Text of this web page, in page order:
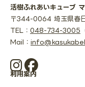
活樹ふれあいキューブ
〒344-0064 埼玉県春
TEL： 048-734-3005
Mail：
利用案内